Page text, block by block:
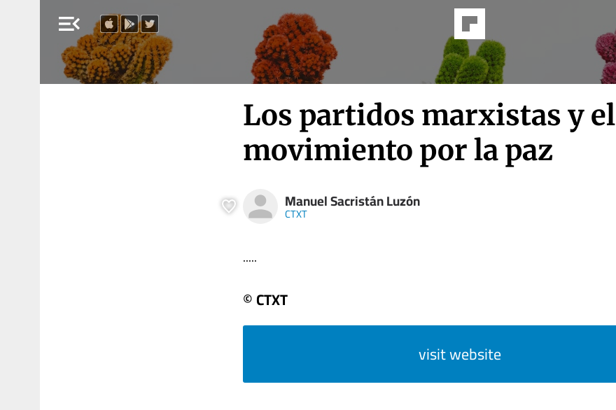
menu_open
Los partidos marxistas y el
movimiento por la paz
Manuel Sacristán Luzón
CTXT
.....
© CTXT
visit website